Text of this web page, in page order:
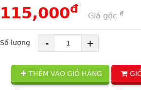
115,000đ
Giá gốc đ
Số lượng - +
THÊM VÀO GIỎ HÀNG